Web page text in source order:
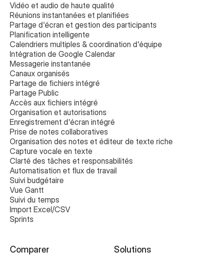
Vidéo et audio de haute qualité
Réunions instantanées et planifiées
Partage d'écran et gestion des participants
Planification intelligente
Calendriers multiples & coordination d'équipe
Intégration de Google Calendar
Messagerie instantanée
Canaux organisés
Partage de fichiers intégré
Partage Public
Accès aux fichiers intégré
Organisation et autorisations
Enregistrement d'écran intégré
Prise de notes collaboratives
Organisation des notes et éditeur de texte riche
Capture vocale en texte
Clarté des tâches et responsabilités
Automatisation et flux de travail
Suivi budgétaire
Vue Gantt
Suivi du temps
Import Excel/CSV
Sprints
Solutions
Comparer